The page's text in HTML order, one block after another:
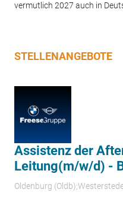
vermutlich 2027 auch in
STELLENANGEBOTE
Assistenz der
Leitung(m/w/d) -
Oldenburg